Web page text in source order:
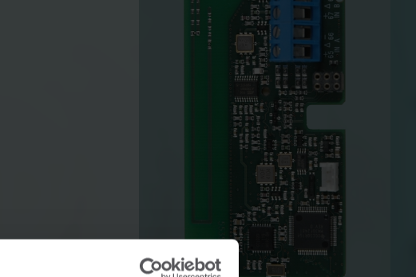
El-løsninger
Avancerede el-løsninger til